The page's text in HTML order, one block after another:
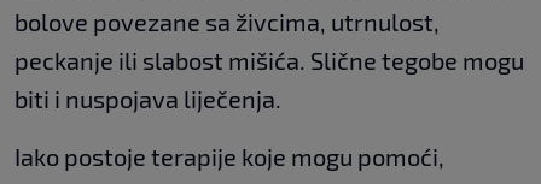
bolove povezane sa živcima, utrnulost,
peckanje ili slabost mišića. Slične tegobe mogu
biti i nuspojava liječenja.
Iako postoje terapije koje mogu pomoći,